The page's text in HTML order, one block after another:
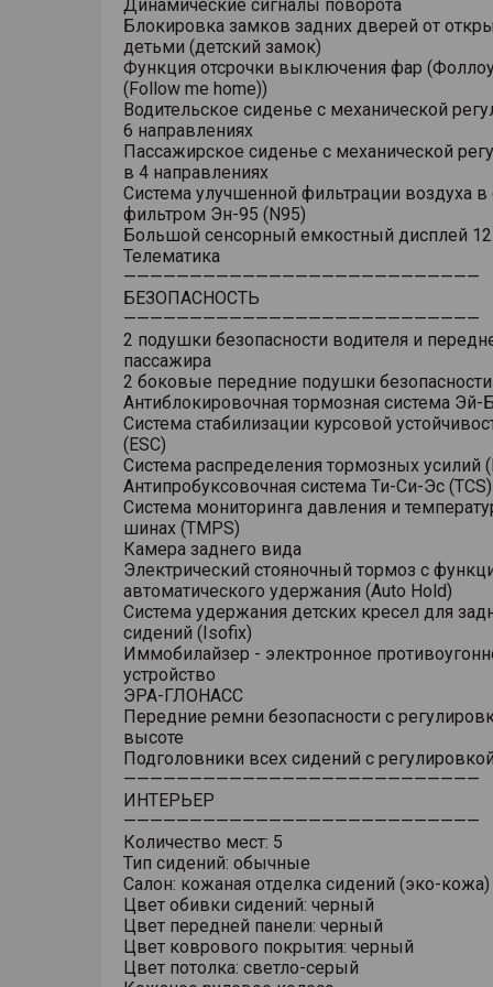
Динамические сигналы поворота
Блокировка замков задних дверей от
детьми (детский замок)
Функция отсрочки выключения фар
(Follow me home))
Водительское сиденье с механической
6 направлениях
Пассажирское сиденье с механической
в 4 направлениях
Система улучшенной фильтрации воздуха в
фильтром Эн-95 (N95)
Большой сенсорный емкостный дисплей
Телематика
———————————————————————————
БЕЗОПАСНОСТЬ
———————————————————————————
2 подушки безопасности водителя и
пассажира
2 боковые передние подушки безопасности
Антиблокировочная тормозная система Эй-
Система стабилизации курсовой
(ESC)
Система распределения тормозных усилий
Антипробуксовочная система Ти-Си-Эс (TCS)
Система мониторинга давления и
шинах (TMPS)
Камера заднего вида
Электрический стояночный тормоз с
автоматического удержания (Auto Hold)
Система удержания детских кресел для
сидений (Isofix)
Иммобилайзер - электронное
устройство
ЭРА-ГЛОНАСС
Передние ремни безопасности с
высоте
Подголовники всех сидений с
———————————————————————————
ИНТЕРЬЕР
———————————————————————————
Количество мест: 5
Тип сидений: обычные
Салон: кожаная отделка сидений (эко-кожа)
Цвет обивки сидений: черный
Цвет передней панели: черный
Цвет коврового покрытия: черный
Цвет потолка: светло-серый